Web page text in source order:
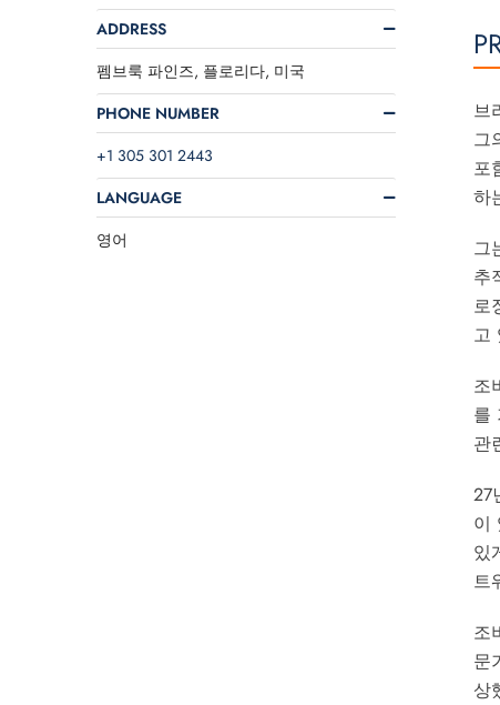
ADDRESS
펨브룩 파인즈, 플로리다, 미국
PHONE NUMBER
+1 305 301 2443
LANGUAGE
영어
브
그
포
하
그
추
로
고
조
를
관
27
이
있
트
조
문
상